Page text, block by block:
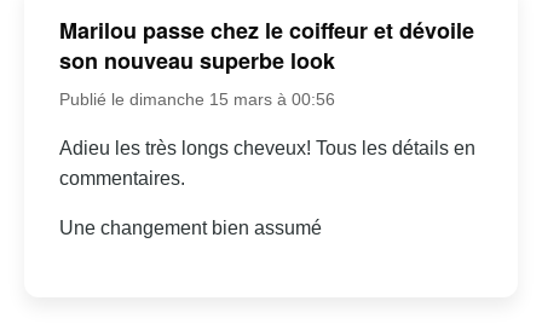
Marilou passe chez le coiffeur et dévoile
son nouveau superbe look
Publié le dimanche 15 mars à 00:56
Adieu les très longs cheveux! Tous les détails en
commentaires.
Une changement bien assumé